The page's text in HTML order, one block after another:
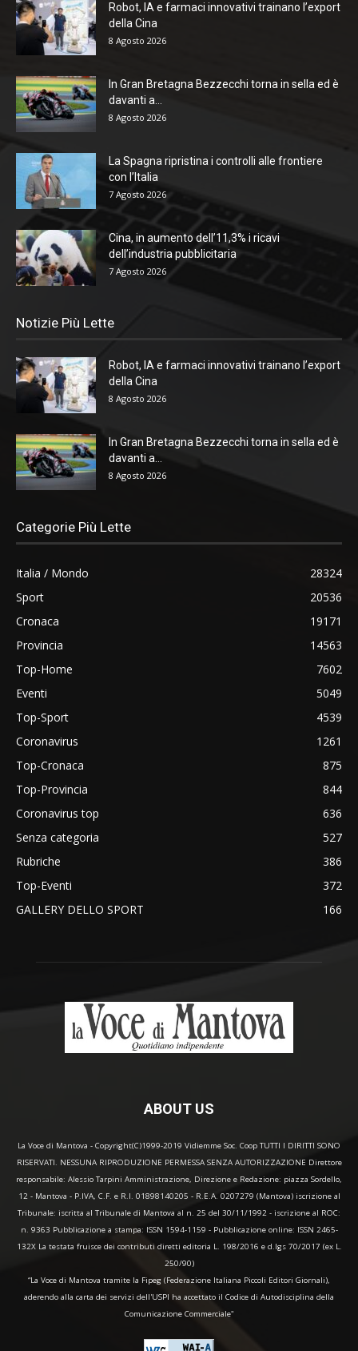
Robot, IA e farmaci innovativi trainano l’export
della Cina
8 Agosto 2026
In Gran Bretagna Bezzecchi torna in sella ed è
davanti a...
8 Agosto 2026
La Spagna ripristina i controlli alle frontiere
con l’Italia
7 Agosto 2026
Cina, in aumento dell’11,3% i ricavi
dell’industria pubblicitaria
7 Agosto 2026
Notizie Più Lette
Robot, IA e farmaci innovativi trainano l’export
della Cina
8 Agosto 2026
In Gran Bretagna Bezzecchi torna in sella ed è
davanti a...
8 Agosto 2026
Categorie Più Lette
Italia / Mondo
28324
Sport
20536
Cronaca
19171
Provincia
14563
Top-Home
7602
Eventi
5049
Top-Sport
4539
Coronavirus
1261
Top-Cronaca
875
Top-Provincia
844
Coronavirus top
636
Senza categoria
527
Rubriche
386
Top-Eventi
372
GALLERY DELLO SPORT
166
ABOUT US
La Voce di Mantova - Copyright(C)1999-2019 Vidiemme Soc. Coop TUTTI I DIRITTI SONO
RISERVATI. NESSUNA RIPRODUZIONE PERMESSA SENZA AUTORIZZAZIONE Direttore
responsabile: Alessio Tarpini Amministrazione, Direzione e Redazione: piazza Sordello,
12 - Mantova - P.IVA, C.F. e R.I. 01898140205 - R.E.A. 0207279 (Mantova) iscrizione al
Tribunale: iscritta al Tribunale di Mantova al n. 25 del 30/11/1992 - iscrizione al ROC:
n. 9363 Pubblicazione a stampa: ISSN 1594-1159 - Pubblicazione online: ISSN 2465-
132X La testata fruisce dei contributi diretti editoria L. 198/2016 e d.lgs 70/2017 (ex L.
250/90)
“La Voce di Mantova tramite la Fipeg (Federazione Italiana Piccoli Editori Giornali),
aderendo alla carta dei servizi dell'USPI ha accettato il Codice di Autodisciplina della
Comunicazione Commerciale"